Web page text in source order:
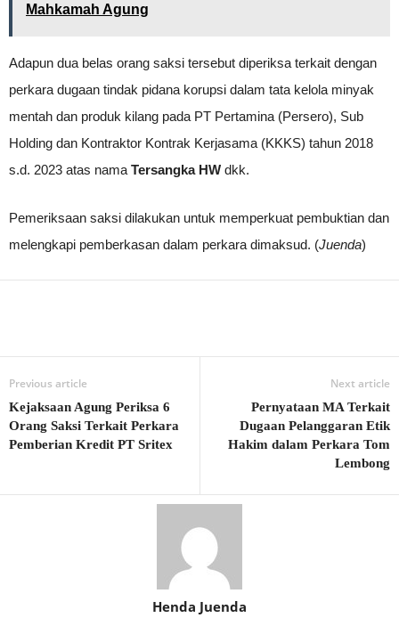
Mahkamah Agung
Adapun dua belas orang saksi tersebut diperiksa terkait dengan
perkara dugaan tindak pidana korupsi dalam tata kelola minyak
mentah dan produk kilang pada PT Pertamina (Persero), Sub
Holding dan Kontraktor Kontrak Kerjasama (KKKS) tahun 2018
s.d. 2023 atas nama Tersangka HW dkk.
Pemeriksaan saksi dilakukan untuk memperkuat pembuktian dan
melengkapi pemberkasan dalam perkara dimaksud. (Juenda)
Previous article
Kejaksaan Agung Periksa 6
Orang Saksi Terkait Perkara
Pemberian Kredit PT Sritex
Next article
Pernyataan MA Terkait
Dugaan Pelanggaran Etik
Hakim dalam Perkara Tom
Lembong
Henda Juenda